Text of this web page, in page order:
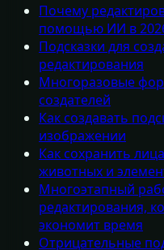
Почему
помощью ИИ в
Подсказки для
редактирования
Многоразовые
создателей
Как создавать
изображении
Как сохранить
животных и
Многоэтапный
редактирования,
экономит время
Отрицательные